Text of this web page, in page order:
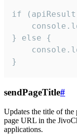
if
} else {
}
sendPageTitle#
Updates the title of
page URL in the
applications.